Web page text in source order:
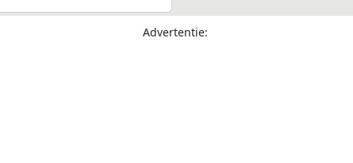
Advertentie: